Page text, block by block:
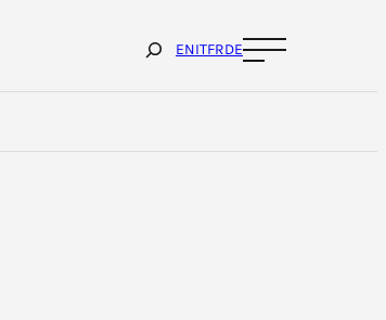
Cerca
ENITFRDE